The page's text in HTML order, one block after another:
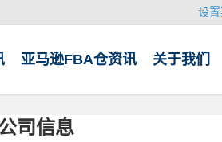
设
亚马逊FBA仓资讯 关于我们
司信息